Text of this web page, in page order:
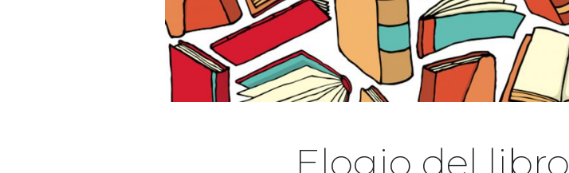
Elogio del libro